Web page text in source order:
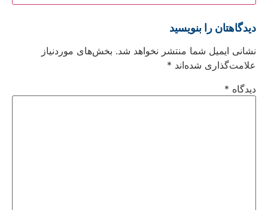
دیدگاهتان را بنویسید
نشانی ایمیل شما منتشر نخواهد شد. بخش‌های موردنیاز
علامت‌گذاری شده‌اند *
دیدگاه *